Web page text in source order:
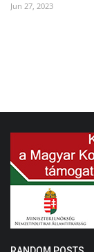
Jun 27, 2023